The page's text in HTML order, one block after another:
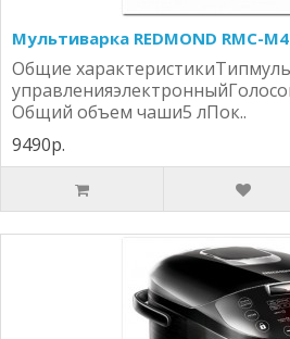
Мультиварка REDMOND RMC-
Общие
Общий объем чаши5 лПок..
9490р.